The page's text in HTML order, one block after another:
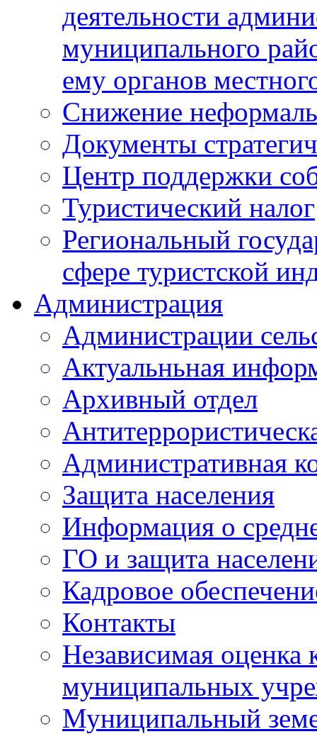
деятельности
муниципального
ему органов
Снижение
Документы
Центр поддержки
Туристический налог
Региональный
сфере туристской
Администрация
Администрации
Актуальньная
Архивный отдел
Административная
Защита населения
Информация о
ГО и защита
Кадровое
Контакты
Независимая оценка
муниципальных
Муниципальный